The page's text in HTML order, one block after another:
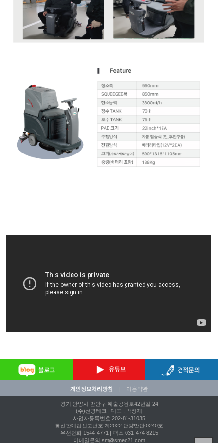
개인정보처리방침 이용약관
경기 안양시 만안구 예술공원로42번길 24
(주)선명테크 | 대표 : 박정재
사업자등록번호 202-81-31035
통신판매업신고번호 제2022 안양만안 0240호
유선전화 1544-4771 | 팩스 031-474-8215
이메일문의 sm@smec21.com